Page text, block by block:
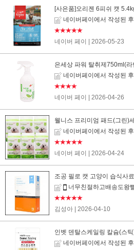
[사은품]오리젠 6피쉬 캣
네이버페이에서 작성된
★★★★★
네이버 페이
| 2026-05-23
은세상 파워 탈취제750ml(라
네이버페이에서 작성된
★★★★
네이버 페이
| 2026-04-26
웰니스 프리미엄 패드(그린)
네이버페이에서 작성된
★★★★★
네이버 페이
| 2026-04-24
조공 필로 캣 고양이 습식사
너무친절하고배송도왕
★★★★★
김성아
| 2026-04-10
인벳 덴탈스케일링 칼슘(스
네이버페이에서 작성된